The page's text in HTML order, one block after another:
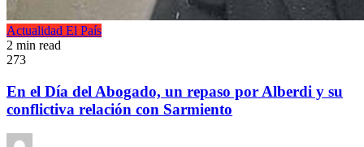
Actualidad El País
2 min read
273
En el Día del Abogado, un repaso por Alberdi y su
conflictiva relación con Sarmiento